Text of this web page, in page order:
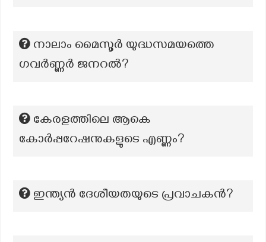
നാലാം മൈസൂർ യുദ്ധസമയത്തെ
ഗവർണ്ണർ ജനറൽ?
കേരളത്തിലെ ആകെ
കോര്‍പ്പറേഷനുകളുടെ എണ്ണം?
ഇന്ത്യൻ ദേശീയതയുടെ പ്രവാചകൻ?